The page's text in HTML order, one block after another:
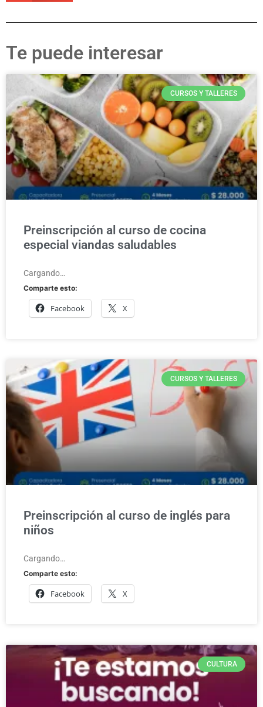
Te puede interesar
CURSOS Y TALLERES
Preinscripción al curso de cocina
especial viandas saludables
Cargando…
Comparte esto:
Facebook X
CURSOS Y TALLERES
Preinscripción al curso de inglés para
niños
Cargando…
Comparte esto:
Facebook X
CULTURA